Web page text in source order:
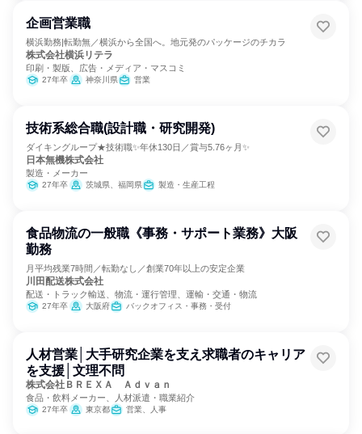
企画営業職
横浜勤務|転勤無／横浜から全国へ。地元発のパッケージのチカラ
株式会社横浜リテラ
印刷・製版、広告・メディア・マスコミ
27年卒 神奈川県 営業
技術系総合職(設計職・研究開発)
ダイキングループ★技術職✨年休130日／賞与5.76ヶ月✨
日本無機株式会社
製造・メーカー
27年卒 茨城県、福岡県 製造・生産工程
食品物流の一般職《事務・サポート業務》大阪
勤務
月平均残業7時間／転勤なし／創業70年以上の安定企業
川田配送株式会社
配送・トラック輸送、物流・運行管理、運輸・交通・物流
27年卒 大阪府 バックオフィス・事務・受付
人材営業│大手研究企業を支え求職者のキャリア
を支援│文理不問
株式会社ＢＲＥＸＡ Ａｄｖａｎ
食品・飲料メーカー、人材派遣・職業紹介
27年卒 東京都 営業、人事